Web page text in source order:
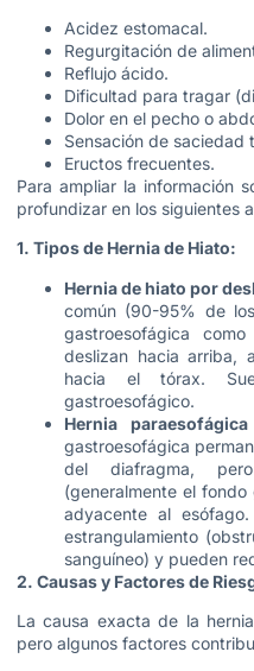
Acidez estomacal.
Regurgitación de
Reflujo ácido.
Dificultad para tragar
Dolor en el pecho o
Sensación de saciedad
Eructos frecuentes.
Para ampliar la información
profundizar en los siguientes
1. Tipos de Hernia de Hiato:
Hernia de hiato por
común (90-95% de
gastroesofágica
deslizan hacia arriba,
hacia el tórax.
gastroesofágico.
Hernia
gastroesofágica
del diafragma,
(generalmente el
adyacente al
estrangulamiento
sanguíneo) y pueden
2. Causas y Factores de
La causa exacta de la
pero algunos factores